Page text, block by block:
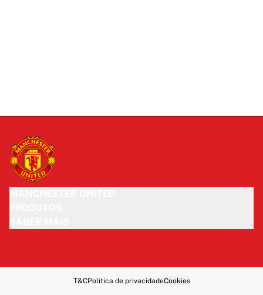
T&CPolítica de privacidadeCookies